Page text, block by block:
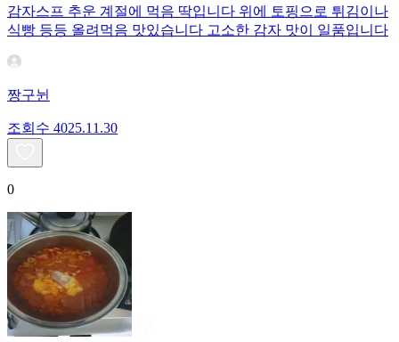
감자스프 추운 계절에 먹음 딱입니다 위에 토핑으로 튀김이나
식빵 등등 올려먹음 맛있습니다 고소한 감자 맛이 일품입니다
짱구뉜
조회수 4025.11.30
0